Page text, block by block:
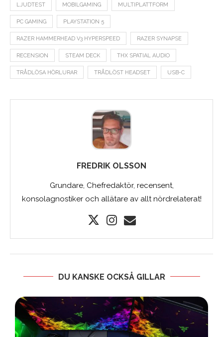
LJUDTEST MOBILGAMING MULTIPLATTFORM
PC GAMING PLAYSTATION 5
RAZER HAMMERHEAD V3 HYPERSPEED RAZER SYNAPSE
RECENSION STEAM DECK THX SPATIAL AUDIO
TRÅDLÖSA HÖRLURAR TRÅDLÖST HEADSET USB-C
FREDRIK OLSSON
Grundare, Chefredaktör, recensent,
konsolagnostiker och allätare av allt nördrelaterat!
DU KANSKE OCKSÅ GILLAR